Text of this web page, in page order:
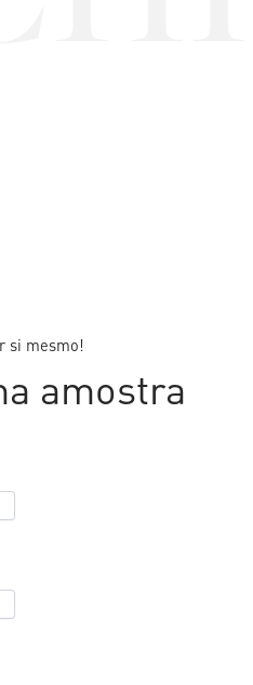
si mesmo!
amostra